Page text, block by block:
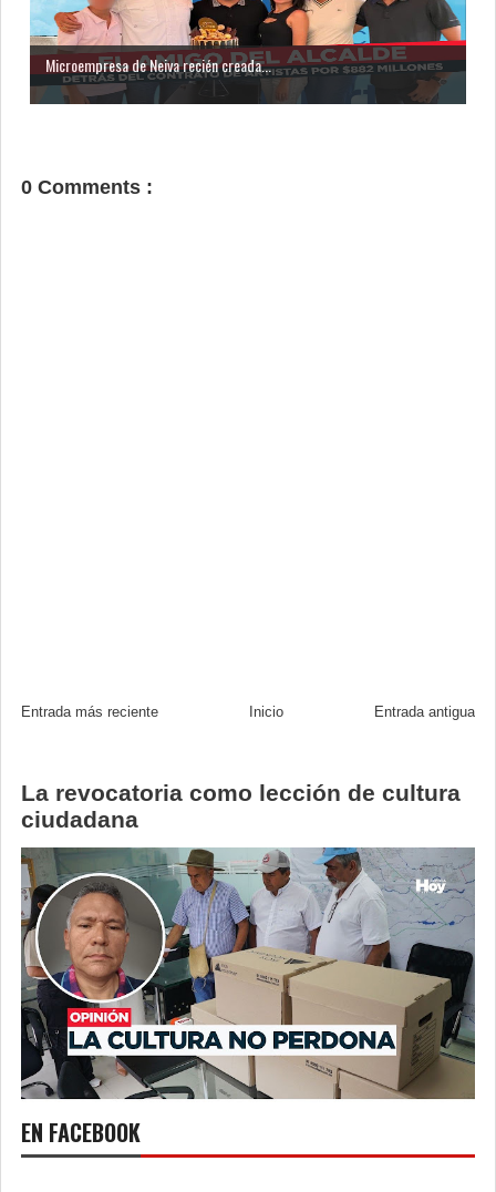
Microempresa de Neiva recién creada...
0 Comments :
Entrada más reciente Entrada antigua
Inicio
La revocatoria como lección de cultura
ciudadana
EN FACEBOOK